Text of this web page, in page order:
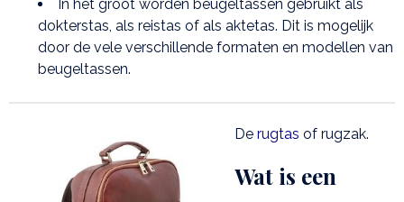
In het groot worden beugeltassen gebruikt als
dokterstas, als reistas of als aktetas. Dit is mogelijk
door de vele verschillende formaten en modellen van
beugeltassen.
De rugtas of rugzak.
Wat is een